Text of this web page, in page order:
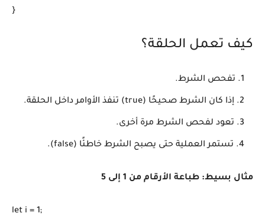
}
كيف تعمل الحلقة؟
تفحص الشرط.
إذا كان الشرط صحيحًا (true) تنفذ الأوامر داخل الحلقة.
تعود لفحص الشرط مرة أخرى.
تستمر العملية حتى يصبح الشرط خاطئًا (false).
مثال بسيط: طباعة الأرقام من 1 إلى 5
let i = 1;